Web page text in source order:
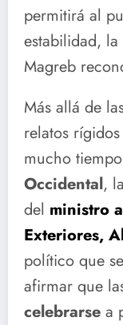
permitirá al
estabilidad,
Magreb
Más allá de
relatos
mucho
Occidental,
del ministro
Exteriores,
político que
afirmar que
celebrarse a